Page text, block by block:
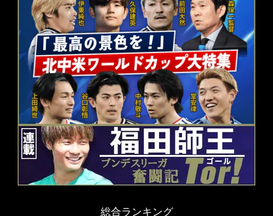
総合ランキング